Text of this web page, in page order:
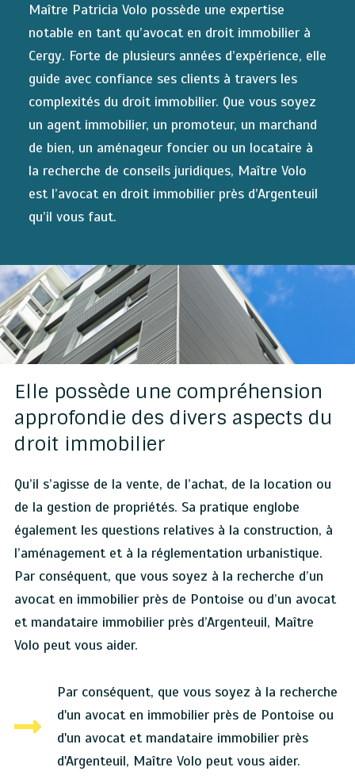
Maître Patricia Volo possède une expertise
notable en tant qu’avocat en droit immobilier à
Cergy. Forte de plusieurs années d’expérience, elle
guide avec confiance ses clients à travers les
complexités du droit immobilier. Que vous soyez
un agent immobilier, un promoteur, un marchand
de bien, un aménageur foncier ou un locataire à
la recherche de conseils juridiques, Maître Volo
est l’avocat en droit immobilier près d’Argenteuil
qu’il vous faut.
Elle possède une compréhension
approfondie des divers aspects du
droit immobilier
Qu’il s’agisse de la vente, de l’achat, de la location ou
de la gestion de propriétés. Sa pratique englobe
également les questions relatives à la construction, à
l’aménagement et à la réglementation urbanistique.
Par conséquent, que vous soyez à la recherche d’un
avocat en immobilier près de Pontoise ou d’un avocat
et mandataire immobilier près d’Argenteuil, Maître
Volo peut vous aider.
Par conséquent, que vous soyez à la recherche
d'un avocat en immobilier près de Pontoise ou
d'un avocat et mandataire immobilier près
d'Argenteuil, Maître Volo peut vous aider.